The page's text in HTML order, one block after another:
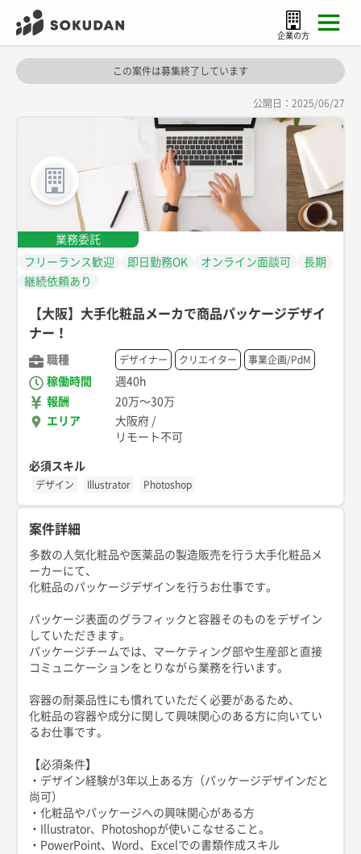
企業の方
この案件は募集終了しています
公開日： 2025/06/27
業務委託
フリーランス歓迎
即日勤務OK オンライン面談可
長期
継続依頼あり
【大阪】大手化粧品メーカで商品パッケージデザイ
ナー！
職種 デザイナー クリエイター 事業企画/PdM
稼働時間
週40h
報酬
20万〜30万
エリア
大阪府 /
リモート不可
必須スキル
デザイン Illustrator Photoshop
案件詳細
多数の人気化粧品や医薬品の製造販売を行う大手化粧品メ
ーカーにて、
化粧品のパッケージデザインを行うお仕事です。
パッケージ表面のグラフィックと容器そのものをデザイン
していただきます。
パッケージチームでは、マーケティング部や生産部と直接
コミュニケーションをとりながら業務を行います。
容器の耐薬品性にも慣れていただく必要があるため、
化粧品の容器や成分に関して興味関心のある方に向いてい
るお仕事です。
【必須条件】
・デザイン経験が3年以上ある方（パッケージデザインだと
尚可）
・化粧品やパッケージへの興味関心がある方
・Illustrator、Photoshopが使いこなせること。
・PowerPoint、Word、Excelでの書類作成スキル